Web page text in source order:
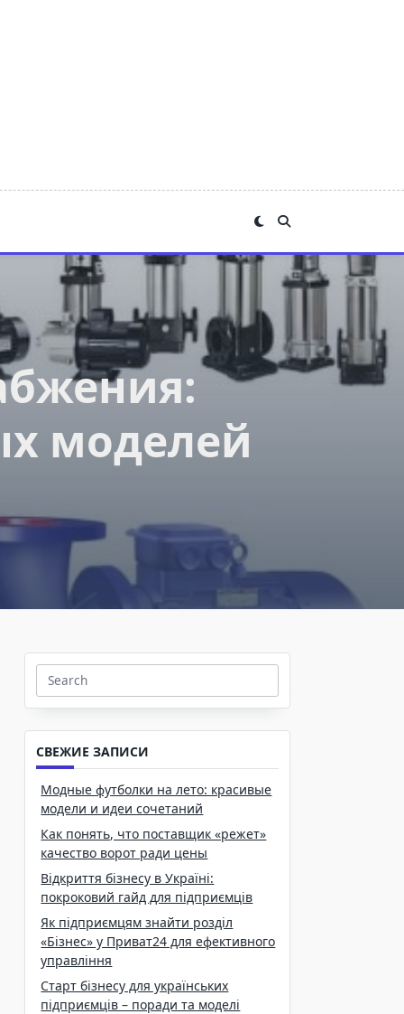
моделей
Search
for:
СВЕЖИЕ ЗАПИСИ
Модные футболки на лето: красивые
модели и идеи сочетаний
Как понять, что поставщик «режет»
качество ворот ради цены
Відкриття бізнесу в Україні:
покроковий гайд для підприємців
Як підприємцям знайти розділ
«Бізнес» у Приват24 для ефективного
управління
Старт бізнесу для українських
підприємців – поради та моделі